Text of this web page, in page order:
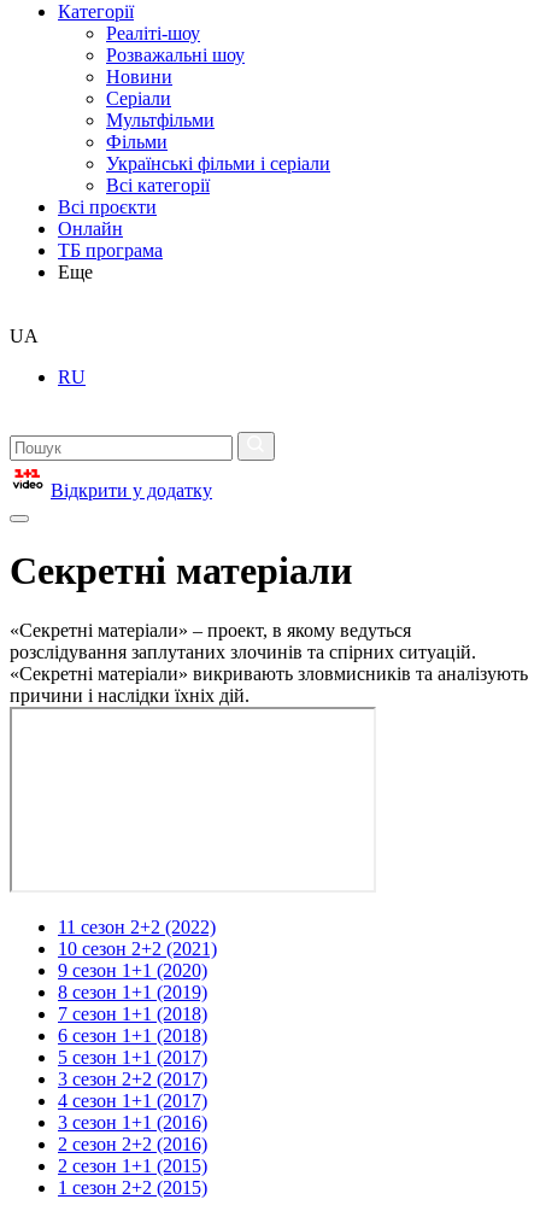
Категорії
Реаліті-шоу
Розважальні шоу
Новини
Серіали
Мультфільми
Фільми
Українські фільми і серіали
Всі категорії
Всі проєкти
Онлайн
ТБ програма
Еще
UA
RU
Відкрити у додатку
Секретні матеріали
«Секретні матеріали» – проект, в якому ведуться
розслідування заплутаних злочинів та спірних ситуацій.
«Секретні матеріали» викривають зловмисників та аналізують
причини і наслідки їхніх дій.
11 сезон 2+2 (2022)
10 сезон 2+2 (2021)
9 сезон 1+1 (2020)
8 сезон 1+1 (2019)
7 сезон 1+1 (2018)
6 сезон 1+1 (2018)
5 сезон 1+1 (2017)
3 сезон 2+2 (2017)
4 сезон 1+1 (2017)
3 сезон 1+1 (2016)
2 сезон 2+2 (2016)
2 сезон 1+1 (2015)
1 сезон 2+2 (2015)